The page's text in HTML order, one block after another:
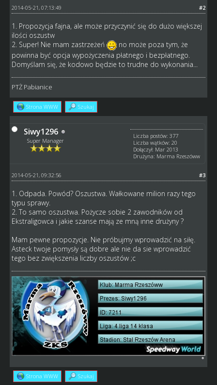
#2
2014-05-21, 07:13:49
1. Propozycja fajna, ale może przyczynić się do dużo większej
ilości oszustw
2. Super! Nie mam zastrzeżeń
no może poza tym, że
powinna być opcja wypożyczenia płatnego i bezpłatnego.
Domyślam się, że kodowo będzie to trudne do wykonania...
PTŻ Pabianice
Strona WWW Szukaj
Siwy1296
Super Manager
Liczba postów: 377
Liczba wątków: 20
Dołączył: Mar 2013
Drużyna: Marma Rzeszóww
#3
2014-05-21, 09:32:56
1. Odpada. Powód? Oszustwa. Wałkowane milion razy tego
typu sprawy.
2. To samo oszustwa. Pożycze sobie 2 zawodników od
Ekstraligowca i jakie szanse mają ze mną inne drużyny ?
Mam pewne propozycje. Nie próbujmy wprowadzić na siłę.
Asteck twoje pomysły są dobre ale nie da sie wprowadzić
tego bez zwiększenia liczby oszustów ;c
Strona WWW Szukaj